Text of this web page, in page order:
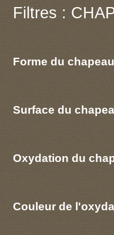
Filtres :
Forme du chapeau
Surface du
Oxydation du
Couleur de